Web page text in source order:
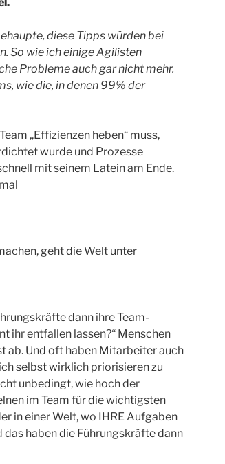
diese Tipps würden bei
So wie ich einige Agilisten
Probleme auch gar nicht mehr.
wie die, in denen 99% der
„Effizienzen heben“ muss,
wurde und Prozesse
mit seinem Latein am Ende.
geht die Welt unter
dann ihre Team-
ihr entfallen lassen?“ Menschen
ab. Und oft haben Mitarbeiter auch
selbst wirklich priorisieren zu
unbedingt, wie hoch der
im Team für die wichtigsten
in einer Welt, wo IHRE Aufgaben
das haben die Führungskräfte dann